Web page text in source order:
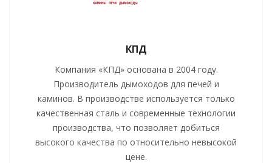
КПД
Компания «КПД» основана в 2004 году.
Производитель дымоходов для печей и
каминов. В производстве используется только
качественная сталь и современные технологии
производства, что позволяет добиться
высокого качества по относительно невысокой
цене.